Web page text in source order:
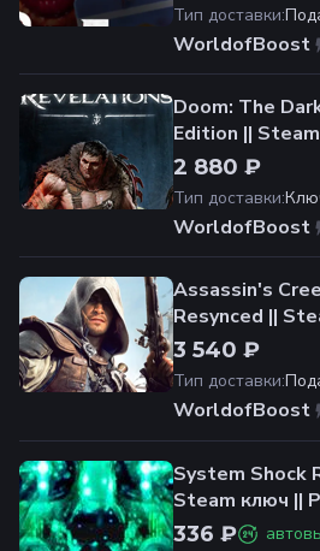
Тип доставки:
WorldofBoost
Doom: The
Edition ||
2 880 ₽
Тип доставки:
WorldofBoost
Assassin's
Resynced ||
УКР, РБ, КЗ, СНГ
3 540 ₽
Тип доставки:
WorldofBoost
System Shock
Steam ключ ||
336 ₽